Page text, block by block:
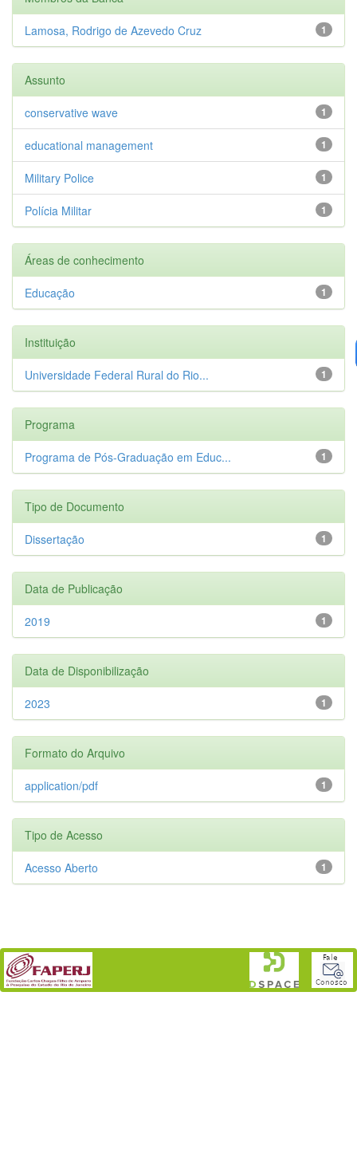
1
Lamosa, Rodrigo de Azevedo Cruz
Assunto
1
conservative wave
1
educational management
1
Military Police
1
Polícia Militar
Áreas de conhecimento
1
Educação
Instituição
1
Universidade Federal Rural do Rio...
Programa
1
Programa de Pós-Graduação em Educ...
Tipo de Documento
1
Dissertação
Data de Publicação
1
2019
Data de Disponibilização
1
2023
Formato do Arquivo
1
application/pdf
Tipo de Acesso
1
Acesso Aberto